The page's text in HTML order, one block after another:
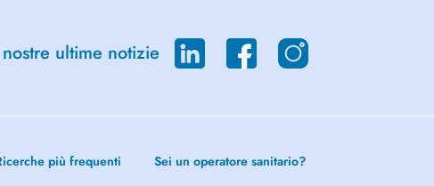
ultime notizie
più frequenti Sei un operatore sanitario?